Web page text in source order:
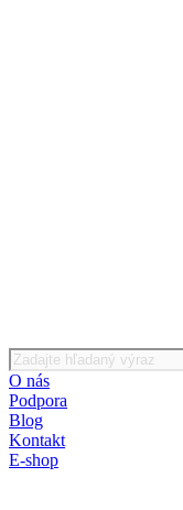
O nás
Podpora
Blog
Kontakt
E-shop